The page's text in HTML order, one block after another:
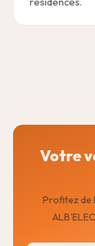
Votre
Profitez de